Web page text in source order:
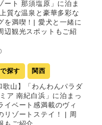
ート 那須塩原」に泊ま
質な温泉と豪華多彩な
を満喫！| 愛犬と一緒に
辺観光スポットもご紹
探す 関西
歌山】「わんわんパラダ
ア 南紀白浜」に泊まっ
イベート感満載のヴィ
リゾートステイ！ | 周